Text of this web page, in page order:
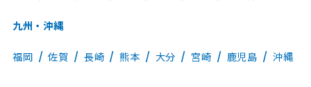
九州・沖縄
福岡 佐賀 長崎 熊本 大分 宮崎 鹿児島 沖縄